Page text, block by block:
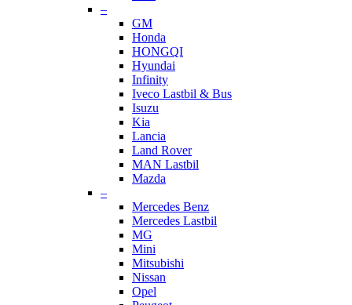
–
GM
Honda
HONGQI
Hyundai
Infinity
Iveco Lastbil & Bus
Isuzu
Kia
Lancia
Land Rover
MAN Lastbil
Mazda
–
Mercedes Benz
Mercedes Lastbil
MG
Mini
Mitsubishi
Nissan
Opel